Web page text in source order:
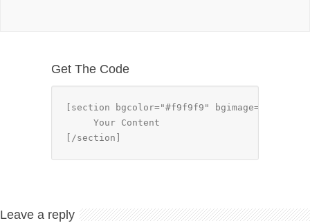
Get The Code
[section bgcolor="#f9f9f9"
     Your Content
[/section]
Leave a reply